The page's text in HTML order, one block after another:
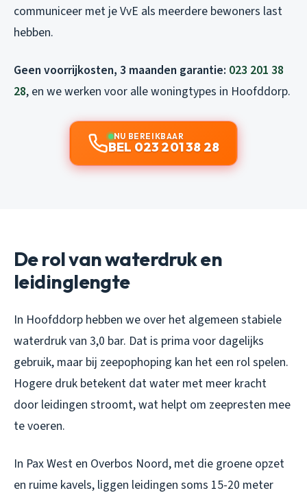
communiceer met je VvE als meerdere bewoners last
hebben.
Geen voorrijkosten, 3 maanden garantie: 023 201 38
28, en we werken voor alle woningtypes in Hoofddorp.
NU BEREIKBAAR
BEL 023 201 38 28
De rol van waterdruk en
leidinglengte
In Hoofddorp hebben we over het algemeen stabiele
waterdruk van 3,0 bar. Dat is prima voor dagelijks
gebruik, maar bij zeepophoping kan het een rol spelen.
Hogere druk betekent dat water met meer kracht
door leidingen stroomt, wat helpt om zeepresten mee
te voeren.
In Pax West en Overbos Noord, met die groene opzet
en ruime kavels, liggen leidingen soms 15-20 meter